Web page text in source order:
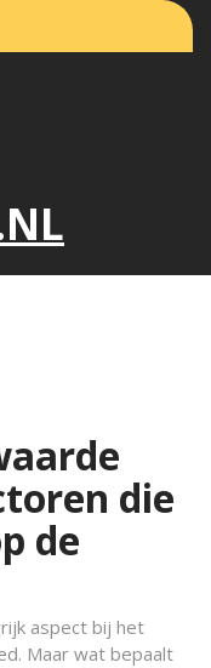
die
de
aspect bij het
Maar wat bepaalt